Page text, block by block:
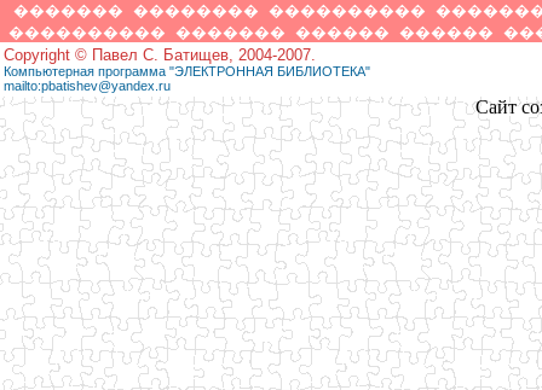
������� �������� ����������
���������� ������� ������ ������
Copyright © Павел С. Батищев, 2004-2007.
Компьютерная программа "ЭЛЕКТРОННАЯ БИБЛИОТЕКА"
mailto:pbatishev@yandex.ru
Сайт